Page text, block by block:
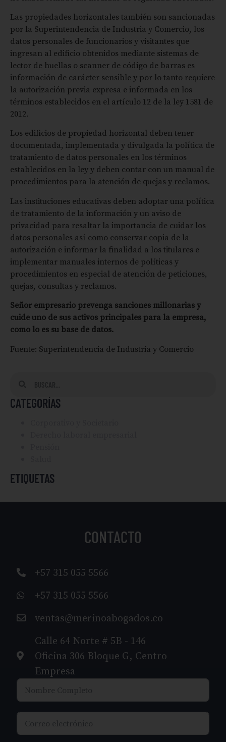
Las propiedades horizontales también son sancionadas
por la Superintendencia de Industria y Comercio, los
datos personales de funcionarios y visitantes que
ingresan al edificio obtenidos mediante sistemas de
lector de huellas o scanner de código de barras es
información de carácter sensible y por lo tanto requiere
la autorización previa expresa e informada en los
términos establecidos en el artículo 12 de la ley 1581 de
2012.
Los edificios de propiedad horizontal deben tener
documentada, implementada y divulgada la política de
tratamiento de datos personales en los términos
establecidos en la ley y deben contar con un manual de
procedimientos para la atención de quejas y reclamos.
Las instituciones educativas deben adoptar una política
de tratamiento de la información y un aviso de
privacidad para resaltar la importancia de cuidar los
datos personales así como conservar copia de la
autorización e informar la finalidad a los titulares e
implementar manuales internos de políticas y
procedimientos en especial de atención de peticiones,
quejas, consultas y reclamos.
Señor empresario prevenga sanciones millonarias y
cuide uno de sus activos principales para la empresa,
como lo es su base de datos.
Fuente: Superintendencia de Industria y Comercio
CATEGORÍAS
ETIQUETAS
CONTACTO
+57 315 055 5566
+57 315 055 5566
ventas@merinoabogados.co
Calle 64 Norte # 5B - 146
Oficina 306 Bloque G, Centro
Empresa